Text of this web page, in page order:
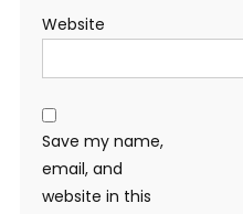
Website
Save my name,
email, and
website in this